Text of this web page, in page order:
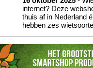
internet? Deze
thuis af in Nederland
hebben zes